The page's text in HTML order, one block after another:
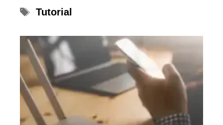
Etiquetas
Tutorial